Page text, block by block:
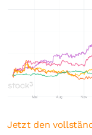
Jetzt den